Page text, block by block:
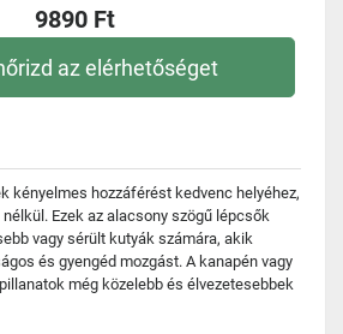
9890 Ft
az elérhetőséget
kényelmes hozzáférést kedvenc helyéhez,
Ezek az alacsony szögű lépcsők
vagy sérült kutyák számára, akik
és gyengéd mozgást. A kanapén vagy
még közelebb és élvezetesebbek